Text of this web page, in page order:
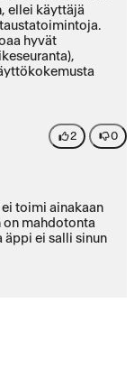
ellei käyttäjä
hyvät
2 0
äppi ei salli sinun